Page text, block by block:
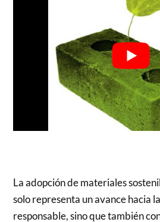
La adopción de materiales
solo representa un avance hacia
responsable, sino que también